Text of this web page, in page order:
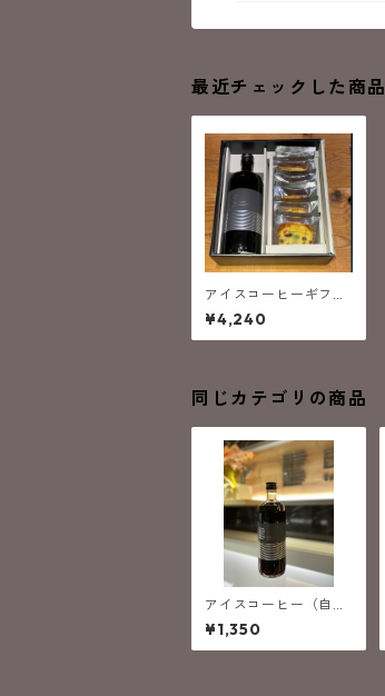
最近チェックした商品
アイスコーヒーギフト
A
¥4,240
同じカテゴリの商品
アイスコーヒー（自家
焙煎イタリアン深煎り
ブレンド）
¥1,350